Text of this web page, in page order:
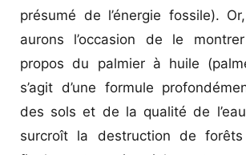
présumé de l’énergie fossile).
aurons l’occasion de le
propos du palmier à huile
s’agit d’une formule
des sols et de la qualité de
surcroît la destruction de